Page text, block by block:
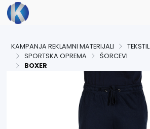
Preskoči na glavni sadržaj
KAMPANJA REKLAMNI MATERIJALI
TEKSTIL
SPORTSKA OPREMA
ŠORCEVI
BOXER